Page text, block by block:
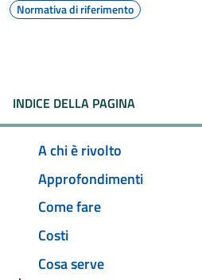
Normativa di riferimento
INDICE DELLA PAGINA
A chi è rivolto
Approfondimenti
Come fare
Costi
Cosa serve